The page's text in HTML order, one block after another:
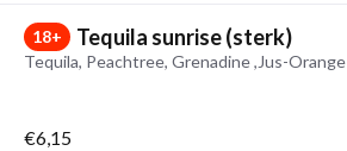
18+ Tequila sunrise (sterk)
Tequila, Peachtree, Grenadine ,Jus-Orange
€6,15